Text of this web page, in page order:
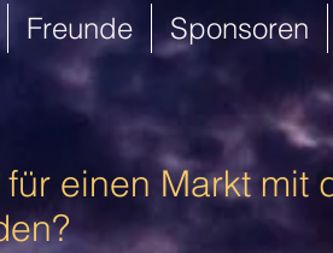
Freunde Sponsoren
einen Markt mit